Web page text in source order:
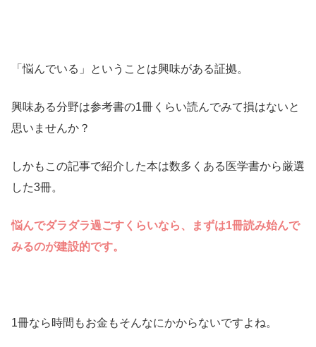
「悩んでいる」ということは興味がある証拠。
興味ある分野は参考書の1冊くらい読んでみて損はないと
思いませんか？
しかもこの記事で紹介した本は数多くある医学書から厳選
した3冊。
悩んでダラダラ過ごすくらいなら、まずは1冊読み始んで
みるのが建設的です。
1冊なら時間もお金もそんなにかからないですよね。